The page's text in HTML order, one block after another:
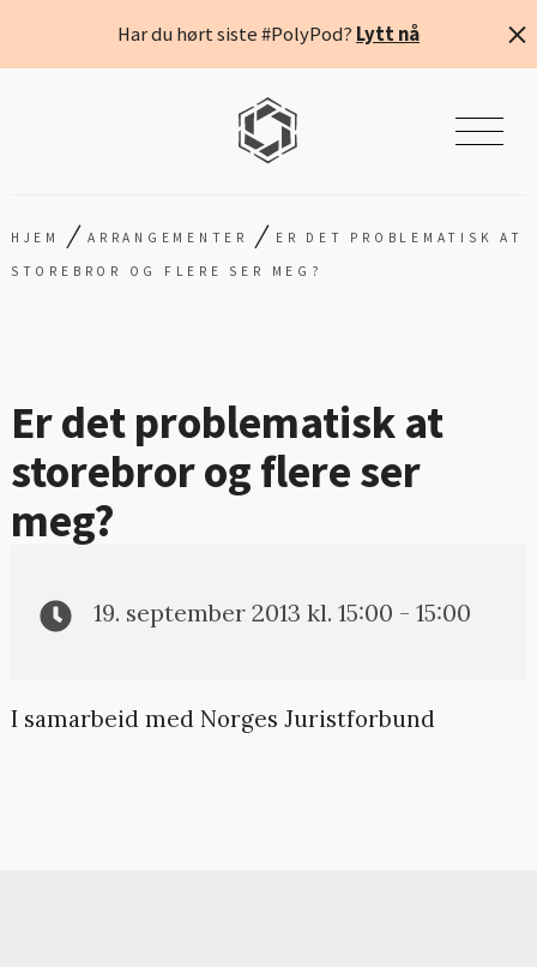
Har du hørt siste #PolyPod? Lytt nå
HJEM /ARRANGEMENTER / ER DET PROBLEMATISK AT
STOREBROR OG FLERE SER MEG?
Er det problematisk at
storebror og flere ser
meg?
19. september 2013 kl. 15:00 - 15:00
I samarbeid med Norges Juristforbund